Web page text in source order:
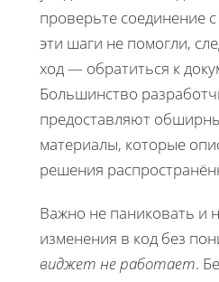
проверьте соединение
эти шаги не помогли,
ход — обратиться к
Большинство
предоставляют
материалы, которые
решения
Важно не паниковать и
изменения в код без
виджет не работает.